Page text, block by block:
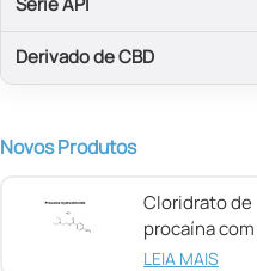
Derivado de CBD
Novos Produtos
Cloridrato de
procaína com
pureza de 98%
LEIA MAIS